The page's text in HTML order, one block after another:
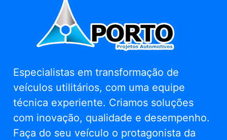
Especialistas em transformação de
veículos utilitários, com uma equipe
técnica experiente. Criamos soluções
com inovação, qualidade e desempenho.
Faça do seu veículo o protagonista da